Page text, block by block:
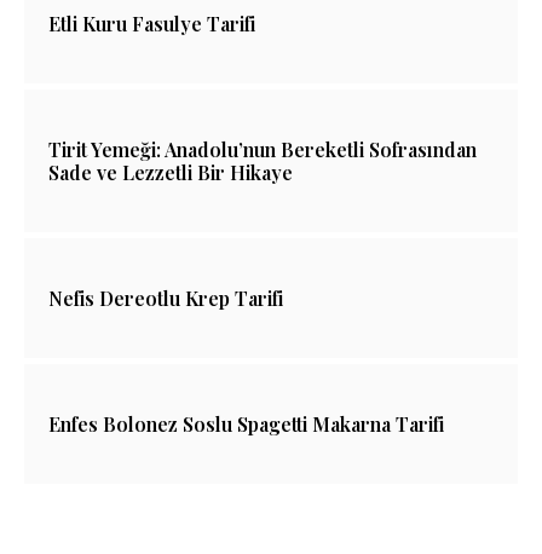
Etli Kuru Fasulye Tarifi
Tirit Yemeği: Anadolu’nun Bereketli Sofrasından
Sade ve Lezzetli Bir Hikaye
Nefis Dereotlu Krep Tarifi
Enfes Bolonez Soslu Spagetti Makarna Tarifi